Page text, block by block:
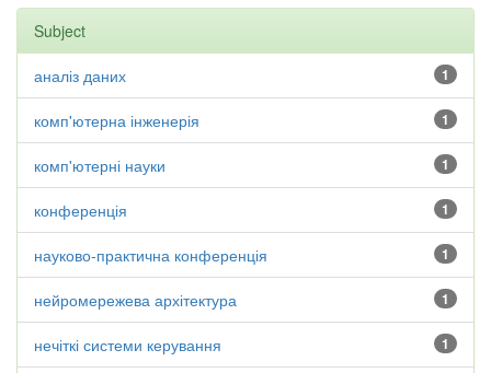
Subject
1
аналіз даних
1
комп'ютерна інженерія
1
комп'ютерні науки
1
конференція
1
науково-практична конференція
1
нейромережева архітектура
1
нечіткі системи керування